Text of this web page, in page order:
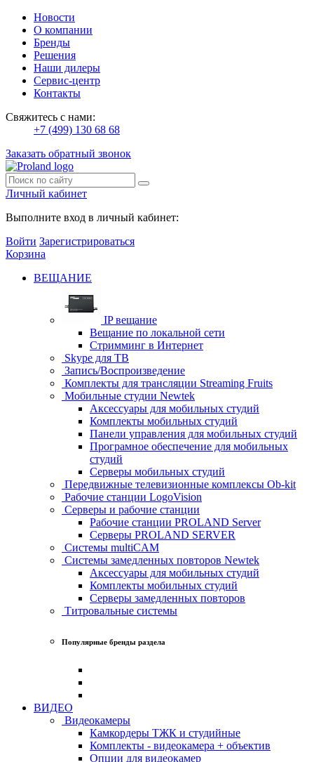
Новости
О компании
Бренды
Решения
Наши дилеры
Сервис-центр
Контакты
Свяжитесь с нами:
+7 (499) 130 68 68
Заказать обратный звонок
Личный кабинет
Выполните вход в личный кабинет:
Войти Зарегистрироваться
Корзина
ВЕЩАНИЕ
IP вещание
Вещание по локальной сети
Стримминг в Интернет
Skype для ТВ
Запись/Воспроизведение
Комплекты для трансляции Streaming Fruits
Мобильные студии Newtek
Аксессуары для мобильных студий
Комплекты мобильных студий
Панели управления для мобильных студий
Програмное обеспечение для мобильных
студий
Серверы мобильных студий
Передвижные телевизионные комплексы Ob-kit
Рабочие станции LogoVision
Серверы и рабочие станции
Рабочие станции PROLAND Server
Серверы PROLAND SERVER
Системы multiCAM
Системы замедленных повторов Newtek
Аксессуары для мобильных студий
Комплекты мобильных студий
Серверы замедленных повторов
Титровальные системы
Популярные бренды раздела
ВИДЕО
Видеокамеры
Камкордеры ТЖК и студийные
Комплекты - видеокамера + объектив
Опции для видеокамер